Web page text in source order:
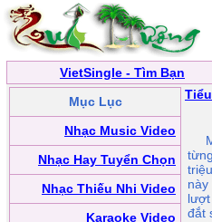
VietSingle - Tìm Bạn
Mục Lục
Nhạc Music Video
Nhạc Hay Tuyển Chọn
Nhạc Thiếu Nhi Video
Karaoke Video
này
đắt